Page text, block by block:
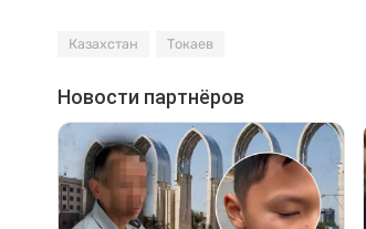
Казахстан Токаев